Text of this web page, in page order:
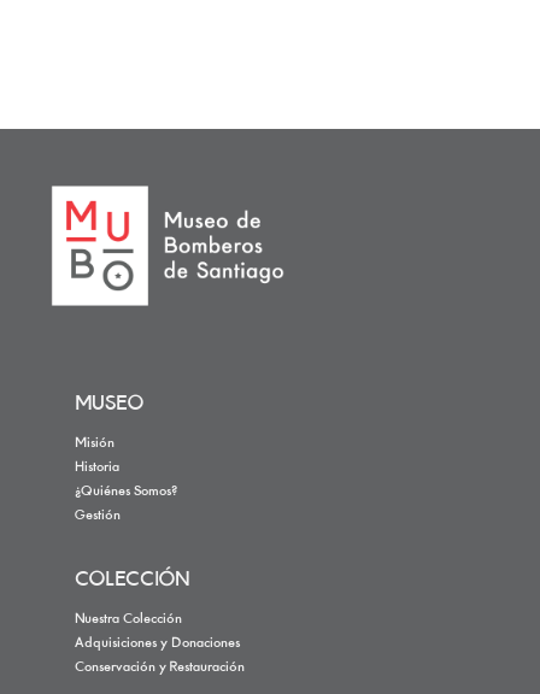
MUSEO
Misión
Historia
¿Quiénes Somos?
Gestión
COLECCIÓN
Nuestra Colección
Adquisiciones y Donaciones
Conservación y Restauración